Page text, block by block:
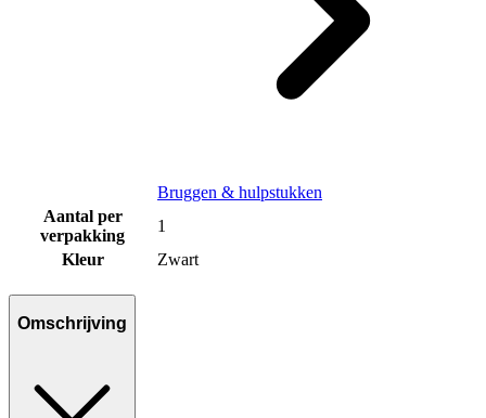
Bruggen & hulpstukken
Aantal per
verpakking
1
Kleur
Zwart
Omschrijving